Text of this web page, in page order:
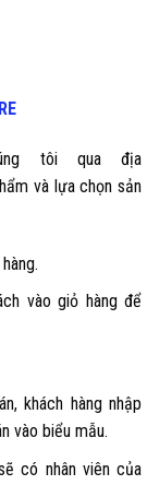
tôi qua địa
và lựa chọn sản
vào giỏ hàng để
khách hàng nhập
vào biểu mẫu.
có nhân viên của